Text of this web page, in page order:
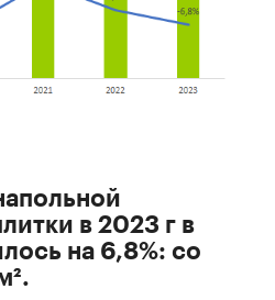
в 2023 г в
на 6,8%: со